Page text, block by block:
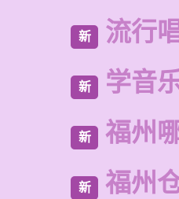
新 流行
新 学音
新 福州
新 福州